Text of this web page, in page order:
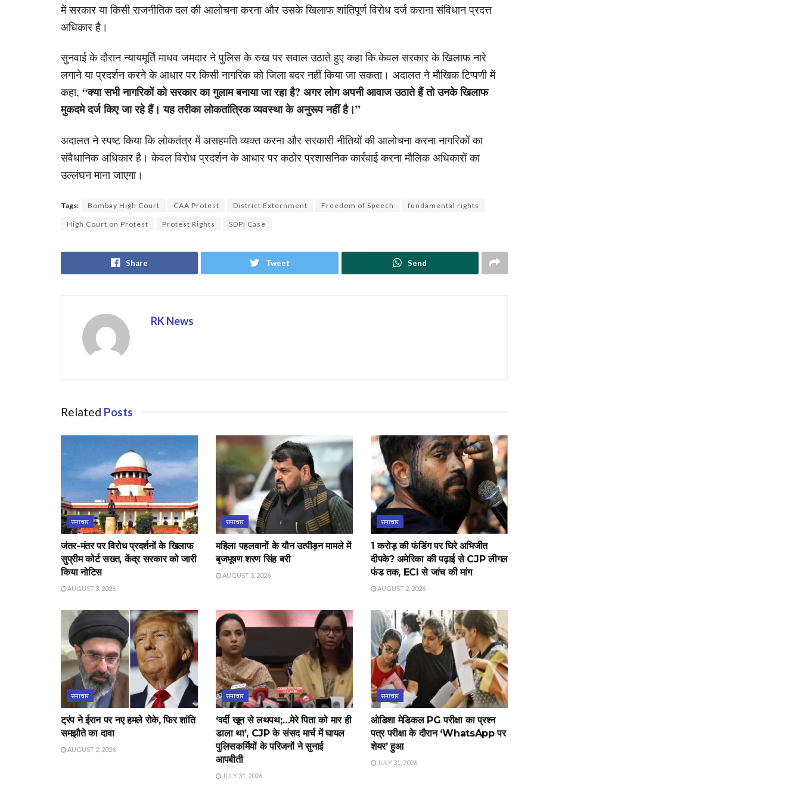
में सरकार या किसी राजनीतिक दल की आलोचना करना और उसके खिलाफ शांतिपूर्ण विरोध दर्ज कराना संविधान प्रदत्त
अधिकार है।
सुनवाई के दौरान न्यायमूर्ति माधव जमदार ने पुलिस के रुख पर सवाल उठाते हुए कहा कि केवल सरकार के खिलाफ नारे
लगाने या प्रदर्शन करने के आधार पर किसी नागरिक को जिला बदर नहीं किया जा सकता। अदालत ने मौखिक टिप्पणी में
कहा, “क्या सभी नागरिकों को सरकार का गुलाम बनाया जा रहा है? अगर लोग अपनी आवाज उठाते हैं तो उनके खिलाफ
मुकदमे दर्ज किए जा रहे हैं। यह तरीका लोकतांत्रिक व्यवस्था के अनुरूप नहीं है।”
अदालत ने स्पष्ट किया कि लोकतंत्र में असहमति व्यक्त करना और सरकारी नीतियों की आलोचना करना नागरिकों का
संवैधानिक अधिकार है। केवल विरोध प्रदर्शन के आधार पर कठोर प्रशासनिक कार्रवाई करना मौलिक अधिकारों का
उल्लंघन माना जाएगा।
Tags: Bombay High Court CAA Protest District Externment Freedom of Speech fundamental rights
High Court on Protest Protest Rights SDPI Case
Share Tweet Send
RK News
Related Posts
समाचार
जंतर-मंतर पर विरोध प्रदर्शनों के खिलाफ
सुप्रीम कोर्ट सख्त, केंद्र सरकार को जारी
किया नोटिस
AUGUST 3, 2026
समाचार
महिला पहलवानों के यौन उत्पीड़न मामले में
बृजभूषण शरण सिंह बरी
AUGUST 3, 2026
समाचार
1 करोड़ की फंडिंग पर घिरे अभिजीत
दीपके? अमेरिका की पढ़ाई से CJP लीगल
फंड तक, ECI से जांच की मांग
AUGUST 2, 2026
समाचार
ट्रंप ने ईरान पर नए हमले रोके, फिर शांति
समझौते का दावा
AUGUST 2, 2026
समाचार
‘वर्दी खून से लथपथ;…मेरे पिता को मार ही
डाला था’, CJP के संसद मार्च में घायल
पुलिसकर्मियों के परिजनों ने सुनाई
आपबीती
JULY 31, 2026
समाचार
ओडिशा मेडिकल PG परीक्षा का प्रश्न
पत्र परीक्षा के दौरान ‘WhatsApp पर
शेयर’ हुआ
JULY 31, 2026